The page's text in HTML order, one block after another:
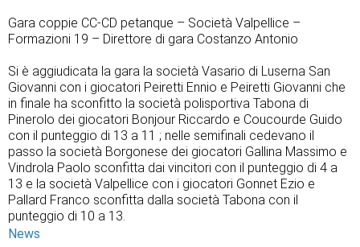
Gara coppie CC-CD petanque – Società Valpellice –
Formazioni 19 – Direttore di gara Costanzo Antonio
Si è aggiudicata la gara la società Vasario di Luserna San
Giovanni con i giocatori Peiretti Ennio e Peiretti Giovanni che
in finale ha sconfitto la società polisportiva Tabona di
Pinerolo dei giocatori Bonjour Riccardo e Coucourde Guido
con il punteggio di 13 a 11 ; nelle semifinali cedevano il
passo la società Borgonese dei giocatori Gallina Massimo e
Vindrola Paolo sconfitta dai vincitori con il punteggio di 4 a
13 e la società Valpellice con i giocatori Gonnet Ezio e
Pallard Franco sconfitta dalla società Tabona con il
punteggio di 10 a 13.
News